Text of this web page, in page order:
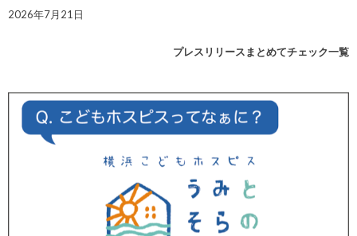
2026年7月21日
プレスリリースまとめてチェック一覧